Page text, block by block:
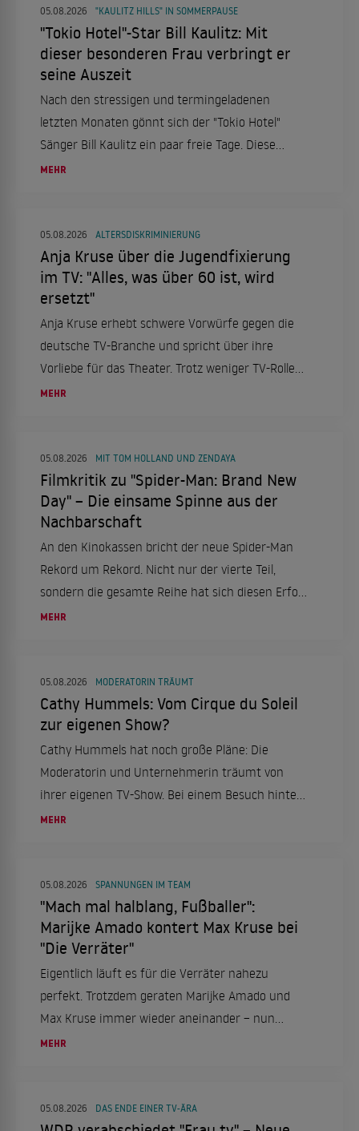
05.08.2026 "KAULITZ HILLS" IN SOMMERPAUSE
"Tokio Hotel"-Star Bill Kaulitz: Mit
dieser besonderen Frau verbringt er
seine Auszeit
Nach den stressigen und termingeladenen
letzten Monaten gönnt sich der "Tokio Hotel"
Sänger Bill Kaulitz ein paar freie Tage. Diese
verbringt er in Italien, genauer gesagt in Rom.
MEHR
05.08.2026 ALTERSDISKRIMINIERUNG
Anja Kruse über die Jugendfixierung
im TV: "Alles, was über 60 ist, wird
ersetzt"
Anja Kruse erhebt schwere Vorwürfe gegen die
deutsche TV-Branche und spricht über ihre
Vorliebe für das Theater. Trotz weniger TV-Rollen
bleibt sie aktiv und engagiert.
MEHR
05.08.2026 MIT TOM HOLLAND UND ZENDAYA
Filmkritik zu "Spider-Man: Brand New
Day" – Die einsame Spinne aus der
Nachbarschaft
An den Kinokassen bricht der neue Spider-Man
Rekord um Rekord. Nicht nur der vierte Teil,
sondern die gesamte Reihe hat sich diesen Erfolg
mehr als verdient. Eine Filmkritik.
MEHR
05.08.2026 MODERATORIN TRÄUMT
Cathy Hummels: Vom Cirque du Soleil
zur eigenen Show?
Cathy Hummels hat noch große Pläne: Die
Moderatorin und Unternehmerin träumt von
ihrer eigenen TV-Show. Bei einem Besuch hinter
den Kulissen des "Cirque du Soleil" in Berlin
MEHR
05.08.2026 SPANNUNGEN IM TEAM
"Mach mal halblang, Fußballer":
Marijke Amado kontert Max Kruse bei
"Die Verräter"
Eigentlich läuft es für die Verräter nahezu
perfekt. Trotzdem geraten Marijke Amado und
Max Kruse immer wieder aneinander – nun
schießt sie zurück.
MEHR
05.08.2026 DAS ENDE EINER TV-ÄRA